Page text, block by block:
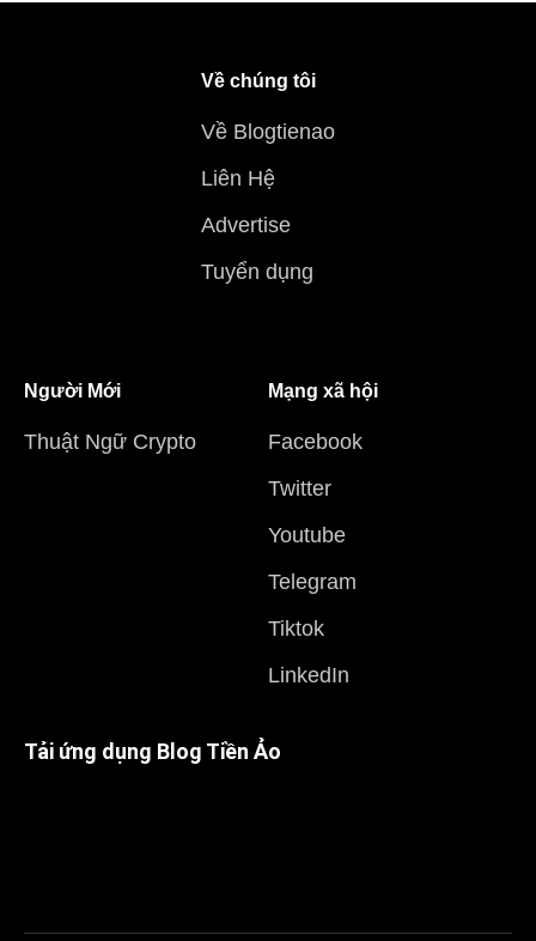
Về chúng tôi
Về Blogtienao
Liên Hệ
Advertise
Tuyển dụng
Người Mới
Thuật Ngữ Crypto
Mạng xã hội
Facebook
Twitter
Youtube
Telegram
Tiktok
LinkedIn
Tải ứng dụng Blog Tiền Ảo